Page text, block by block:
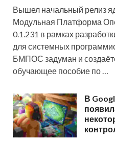
Вышел начальный релиз
Модульная Платформа
0.1.231 в рамках
для системных
БМПОС задуман и
обучающее пособие по …
В